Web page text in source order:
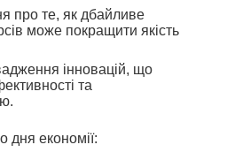
про те, як дбайливе
може покращити якість
інновацій, що
та
дня економії: